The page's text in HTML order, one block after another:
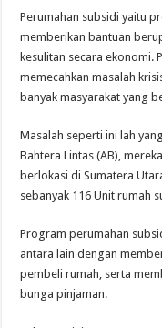
Perumahan subsidi yaitu
memberikan bantuan
kesulitan secara ekonomi.
memecahkan masalah
banyak masyarakat yang
Masalah seperti ini lah
Bahtera Lintas (AB),
berlokasi di Sumatera
sebanyak 116 Unit rumah
Program perumahan
antara lain dengan
pembeli rumah, serta
bunga pinjaman.